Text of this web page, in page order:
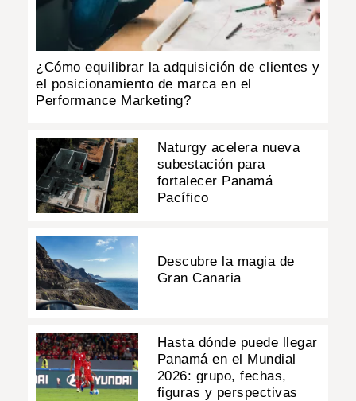
¿Cómo equilibrar la adquisición de clientes y
el posicionamiento de marca en el
Performance Marketing?
Naturgy acelera nueva
subestación para
fortalecer Panamá
Pacífico
Descubre la magia de
Gran Canaria
Hasta dónde puede llegar
Panamá en el Mundial
2026: grupo, fechas,
figuras y perspectivas